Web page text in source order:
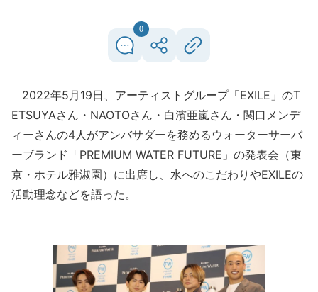
0
2022年5月19日、アーティストグループ「EXILE」のT
ETSUYAさん・NAOTOさん・白濱亜嵐さん・関口メンデ
ィーさんの4人がアンバサダーを務めるウォーターサーバ
ーブランド「PREMIUM WATER FUTURE」の発表会（東
京・ホテル雅淑園）に出席し、水へのこだわりやEXILEの
活動理念などを語った。